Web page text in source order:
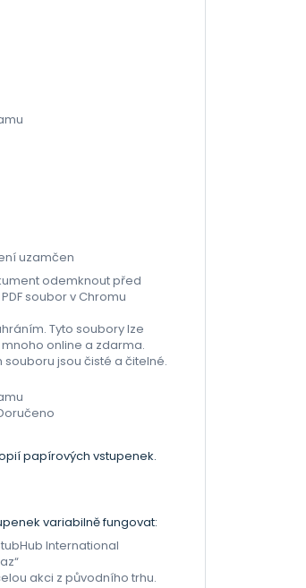
uzamčen
odemknout před
soubor v Chromu
Tyto soubory lze
online a zdarma.
jsou čisté a čitelné.
papírových vstupenek.
variabilně fungovat:
International
akci z původního trhu.